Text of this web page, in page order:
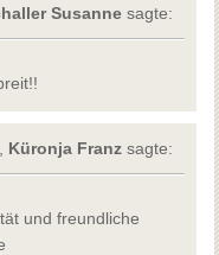
Susanne sagte:
Küronja Franz sagte:
und freundliche